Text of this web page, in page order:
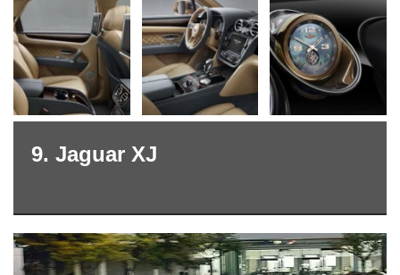
9. Jaguar XJ